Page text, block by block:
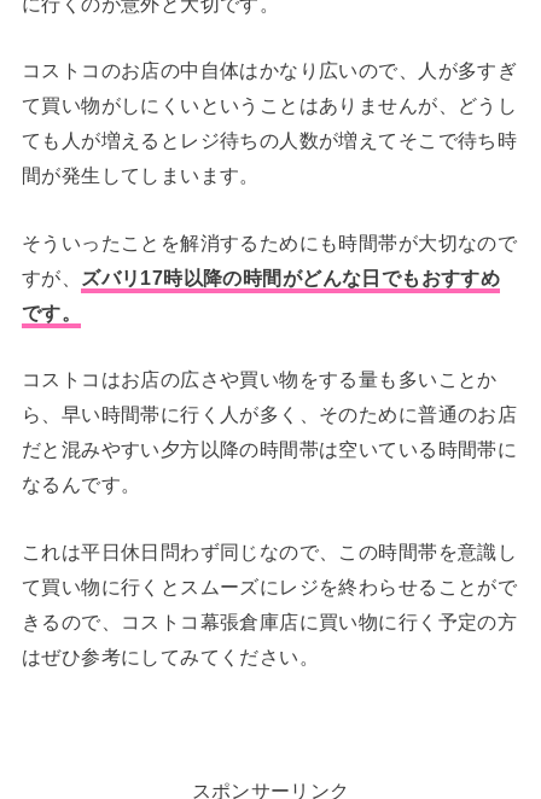
コストコのお店の中自体はかなり広いので、人が多すぎ
て買い物がしにくいということはありませんが、どうし
ても人が増えるとレジ待ちの人数が増えてそこで待ち時
間が発生してしまいます。
そういったことを解消するためにも時間帯が大切なので
すが、
ズバリ 17時以降の時間がどんな日でもおすすめ
です。
コストコはお店の広さや買い物をする量も多いことか
ら、早い時間帯に行く人が多く、そのために普通のお店
だと混みやすい夕方以降の時間帯は空いている時間帯に
なるんです。
これは平日休日問わず同じなので、この時間帯を意識し
て買い物に行くとスムーズにレジを終わらせることがで
きるので、コストコ幕張倉庫店に買い物に行く予定の方
はぜひ参考にしてみてください。
スポンサーリンク